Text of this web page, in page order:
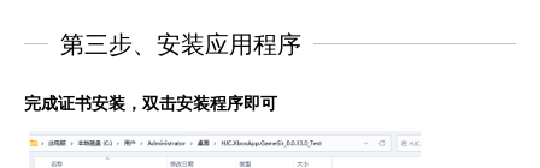
第三步、安装应用程序
完成证书安装，双击安装程序即可